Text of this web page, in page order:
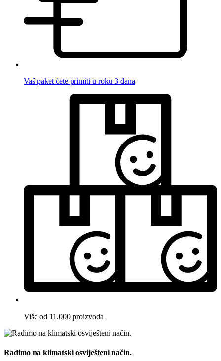
Vaš paket ćete primiti u roku 3 dana
Više od 11.000 proizvoda
Radimo na klimatski osviješteni način.